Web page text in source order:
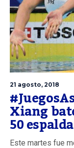
21 agosto, 2018
Xiang
50 espalda
Este martes fue